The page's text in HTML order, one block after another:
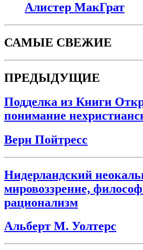
Алистер МакГрат
САМЫЕ СВЕЖИЕ
ПРЕДЫДУЩИЕ
Подделка из Книги
понимание
Верн Пойтресс
Нидерландский
мировоззрение,
рационализм
Альберт М. Уолтерс